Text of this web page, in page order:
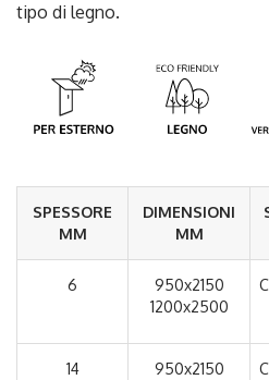
tipo di legno.
SPESSORE
MM
DIMENSIONI
MM
6
950x2150
1200x2500
14
950x2150